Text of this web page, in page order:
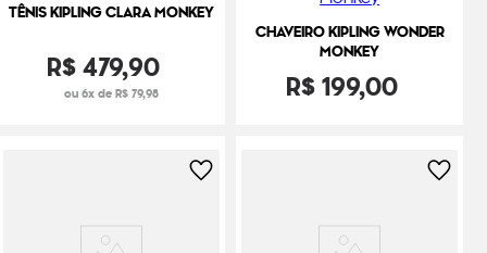
TÊNIS KIPLING CLARA MONKEY
R$479,90
ou 6x de R$ 79,98
CHAVEIRO KIPLING WONDER
MONKEY
R$199,00